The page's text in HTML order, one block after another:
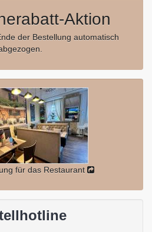
Aktion
der Bestellung automatisch
für das Restaurant